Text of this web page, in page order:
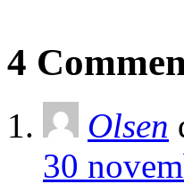
4
Olsen
30